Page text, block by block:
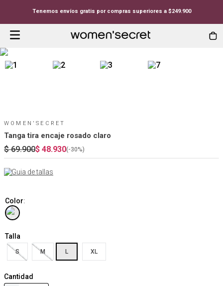
Tenemos envíos gratis por compras superiores a $249.900
WOMEN'SECRET
Tanga tira encaje rosado claro
$ 69.900$ 48.930(-30%)
Guia de tallas
Color:
Talla
S M L XL
Cantidad